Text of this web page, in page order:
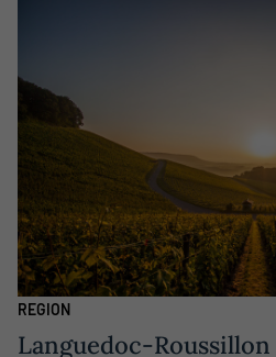
REGION
Languedoc-Roussillon